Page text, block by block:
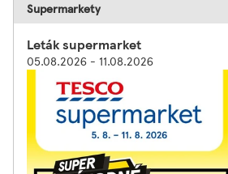
Supermarkety
Leták supermarket
05.08.2026 - 11.08.2026